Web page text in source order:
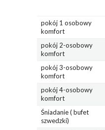
pokój 1 osobowy
komfort
pokój 2-osobowy
komfort
pokój 3-osobowy
komfort
pokój 4-osobowy
komfort
Śniadanie ( bufet
szwedzki)